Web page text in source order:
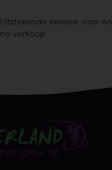
Uitstekende service voor én
na verkoop